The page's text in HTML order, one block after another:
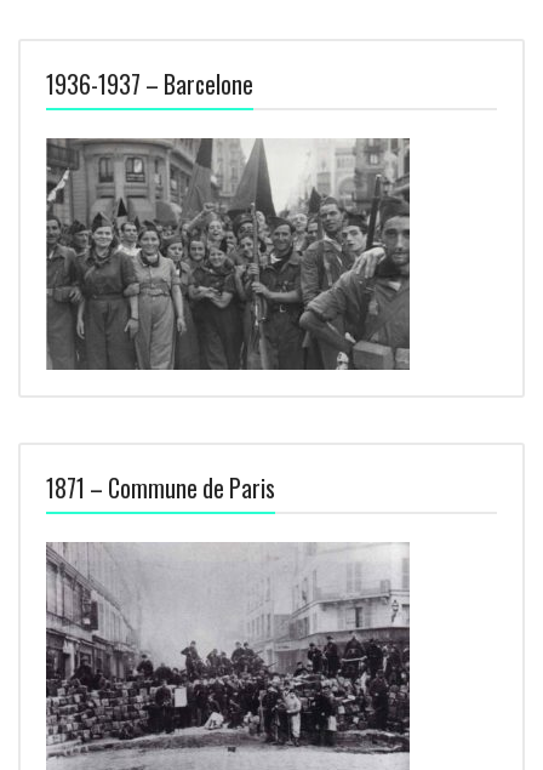
1936-1937 – Barcelone
1871 – Commune de Paris